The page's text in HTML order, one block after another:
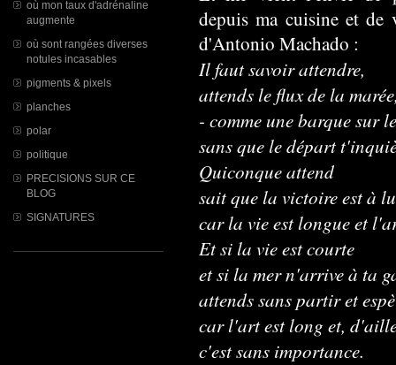
où mon taux d'adrénaline
augmente
où sont rangées diverses
notules incasables
pigments & pixels
planches
polar
politique
PRECISIONS SUR CE
BLOG
SIGNATURES
depuis ma cuisine et de
d'Antonio Machado :
Il faut savoir attendre,
attends le flux de la
- comme une barque sur
sans que le départ
Quiconque attend
sait que la victoire est à
car la vie est longue et
Et si la vie est courte
et si la mer n'arrive à ta
attends sans partir et
car l'art est long et,
c'est sans importance.